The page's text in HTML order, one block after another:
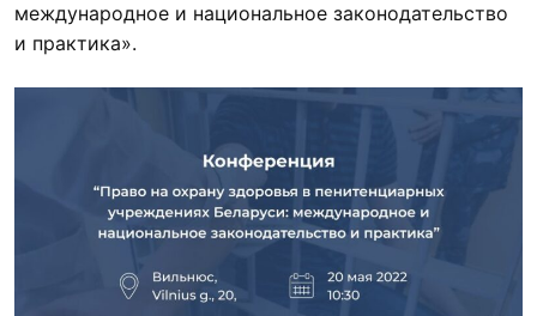
международное и национальное законодательство
и практика».